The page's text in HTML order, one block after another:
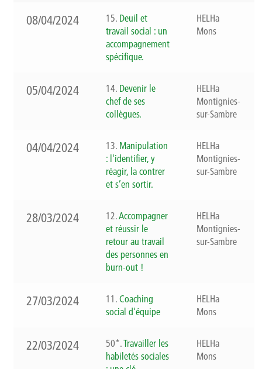
08/04/2024 15. Deuil et
travail social : un
accompagnement
spécifique.
HELHa
Mons
05/04/2024 14. Devenir le
chef de ses
collègues.
HELHa
Montignies-
sur-Sambre
04/04/2024 13. Manipulation
: l'identifier, y
réagir, la contrer
et s’en sortir.
HELHa
Montignies-
sur-Sambre
28/03/2024 12.Accompagner
et réussir le
retour au travail
des personnes en
burn-out !
HELHa
Montignies-
sur-Sambre
27/03/2024 11.Coaching
social d'équipe
HELHa
Mons
22/03/2024 50*.Travailler les
habiletés sociales
HELHa
Mons